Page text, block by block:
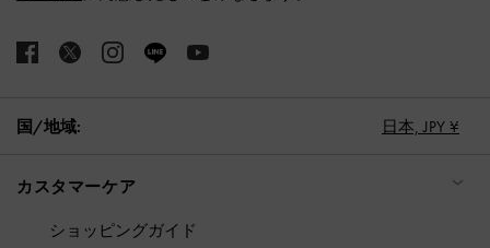
国/地域: 日本, JPY ¥
カスタマーケア
ショッピングガイド